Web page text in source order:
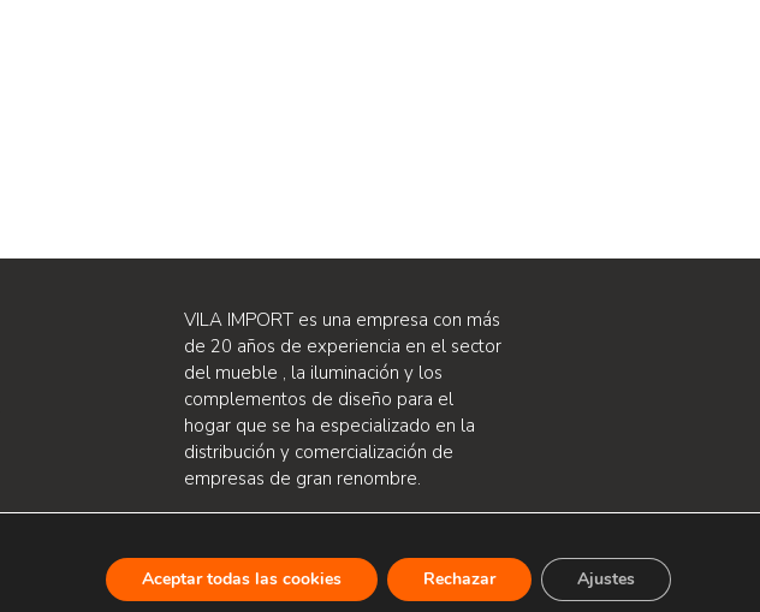
VILA IMPORT es una empresa con más
de 20 años de experiencia en el sector
del mueble , la iluminación y los
complementos de diseño para el
hogar que se ha especializado en la
distribución y comercialización de
empresas de gran renombre.
Aceptar todas las cookies Rechazar Ajustes